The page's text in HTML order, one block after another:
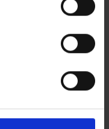
für Stauraum,